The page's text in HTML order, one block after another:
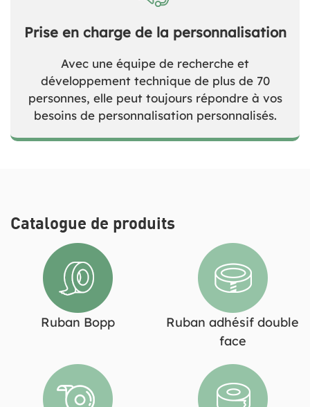
Prise en charge de la personnalisation
Avec une équipe de recherche et
développement technique de plus de 70
personnes, elle peut toujours répondre à vos
besoins de personnalisation personnalisés.
Catalogue de produits
Ruban Bopp
Ruban adhésif double
face